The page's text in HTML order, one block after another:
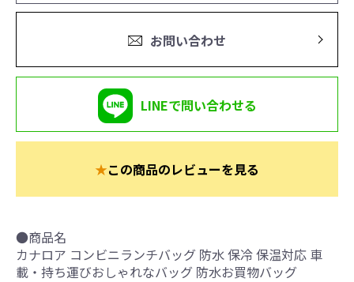
お問い合わせ
LINEで問い合わせる
★この商品のレビューを見る
●商品名
カナロア コンビニランチバッグ 防水 保冷 保温対応 車
載・持ち運びおしゃれなバッグ 防水お買物バッグ